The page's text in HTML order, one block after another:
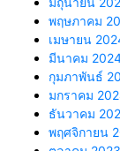
พฤษภาคม
เมษายน
มีนาคม
กุมภาพันธ์
มกราคม
ธันวาคม
พฤศจิกายน